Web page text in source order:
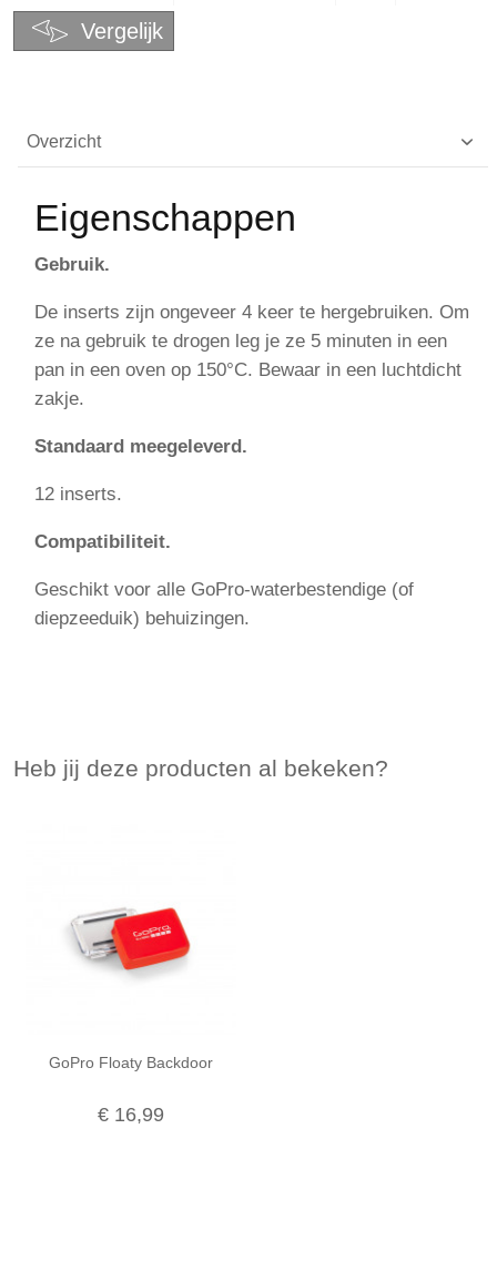
Vergelijk
Overzicht
Eigenschappen
Gebruik.
De inserts zijn ongeveer 4 keer te hergebruiken. Om
ze na gebruik te drogen leg je ze 5 minuten in een
pan in een oven op 150°C. Bewaar in een luchtdicht
zakje.
Standaard meegeleverd.
12 inserts.
Compatibiliteit.
Geschikt voor alle GoPro-waterbestendige (of
diepzeeduik) behuizingen.
Heb jij deze producten al bekeken?
GoPro Floaty Backdoor
€ 16,99